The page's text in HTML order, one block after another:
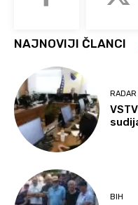
NAJNOVIJI ČLANCI
BIH